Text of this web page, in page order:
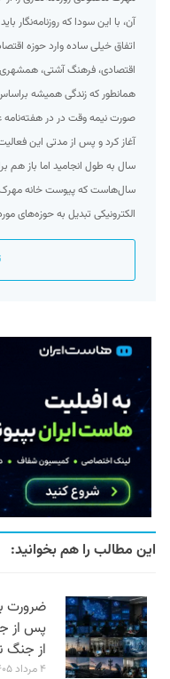
آن، با این سودا که
اتفاق خیلی ساده وارد حوزه
اقتصادی، فرهنگ آشتی، همشهری
همانطور که زندگی همیشه
صورت نیمه وقت در در هفته‌نامه
سال به طول انجامید اما باز هم
سال‌هاست که پیوست خانه مهرک
الکترونیکی تبدیل به حوزه‌های
این مطالب را هم بخوانید:
ضرورت
پس از
از جنگ
۴ مرداد ۱۴۰۵